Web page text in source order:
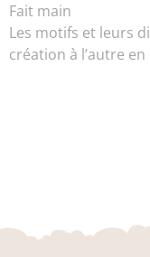
Fait main
Les motifs et leurs
création à l’autre